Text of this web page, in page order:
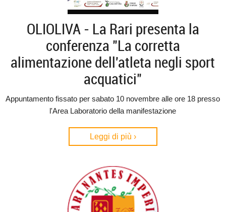
OLIOLIVA - La Rari presenta la
conferenza "La corretta
alimentazione dell'atleta negli sport
acquatici"
Appuntamento fissato per sabato 10 novembre alle ore 18 presso
l'Area Laboratorio della manifestazione
Leggi di più ›